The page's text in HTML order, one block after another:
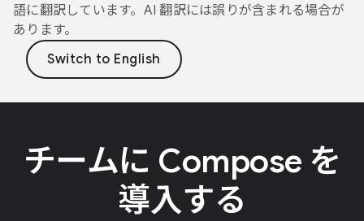
語に翻訳しています。AI 翻訳には誤りが含まれる場合が
あります。
チームに Compose を
導入する